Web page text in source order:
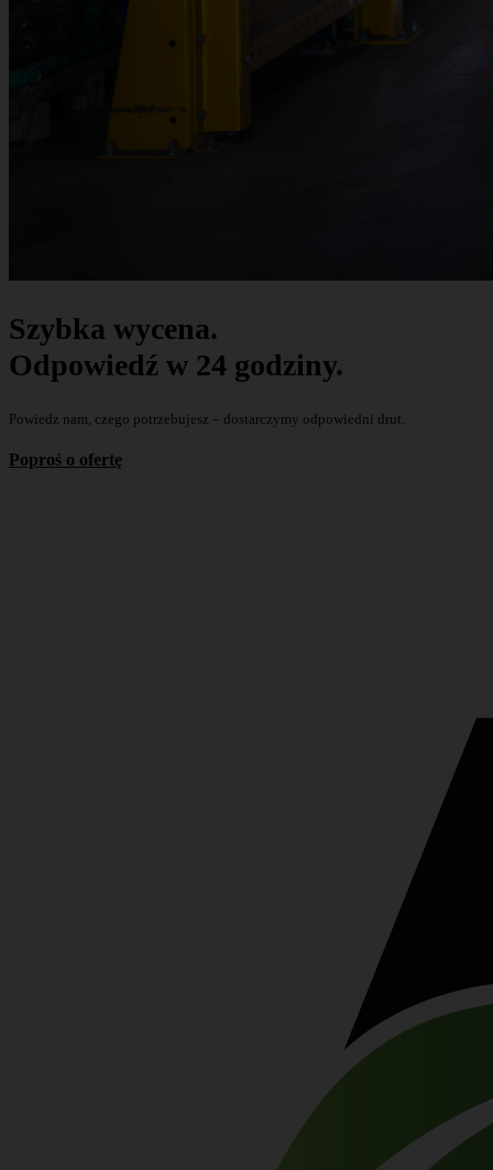
Szybka wycena.
Odpowiedź w 24 godziny.
Powiedz nam, czego potrzebujesz – dostarczymy odpowiedni drut.
Poproś o ofertę